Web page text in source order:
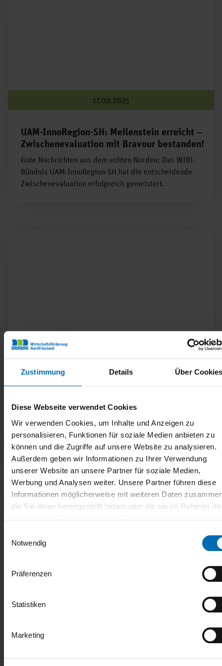
Zustimmung Details Über
Diese Webseite verwendet Cookies
Wir verwenden Cookies, um Inhalte und Anzeigen zu
personalisieren, Funktionen für soziale Medien anbieten zu
können und die Zugriffe auf unsere Website zu analysieren.
Außerdem geben wir Informationen zu Ihrer Verwendung
unserer Website an unsere Partner für soziale Medien,
Werbung und Analysen weiter. Unsere Partner führen diese
Informationen möglicherweise mit weiteren Daten
die Sie ihnen bereitgestellt haben oder die sie im Rahmen
Notwendig
Präferenzen
Statistiken
Marketing
17.09.2025
UAM-InnoRegion-SH: Meilenstein erreicht –
Zwischenevaluation mit Bravour bestanden!
Gute Nachrichten aus dem echten Norden: Das WIR!-
Bündnis UAM-InnoRegion-SH hat die entscheidende
Zwischenevaluation erfolgreich gemeistert.
Good-Practice-Beispiel
grenzüberschreitende Kooperation
Lesen Sie mehr über das spannende
(SDU) und der Messe Husum & Congress im Rahmen
des Projekts ARTEMIS.
So geht Onboarding heute
langfristig im Unternehmen zu halten. Einen Überblick